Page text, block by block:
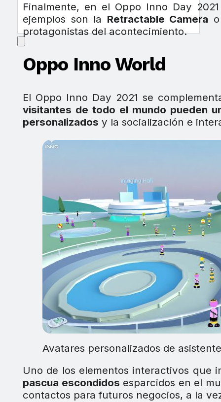
Finalmente, en el Oppo Inno Day
ejemplos son la Retractable Camera
protagonistas del acontecimiento.
Oppo Inno World
El Oppo Inno Day 2021 se
visitantes de todo el mundo pueden
personalizados y la socialización e
Avatares personalizados de
Uno de los elementos interactivos que
pascua escondidos esparcidos en el
contactos para futuros negocios, a la